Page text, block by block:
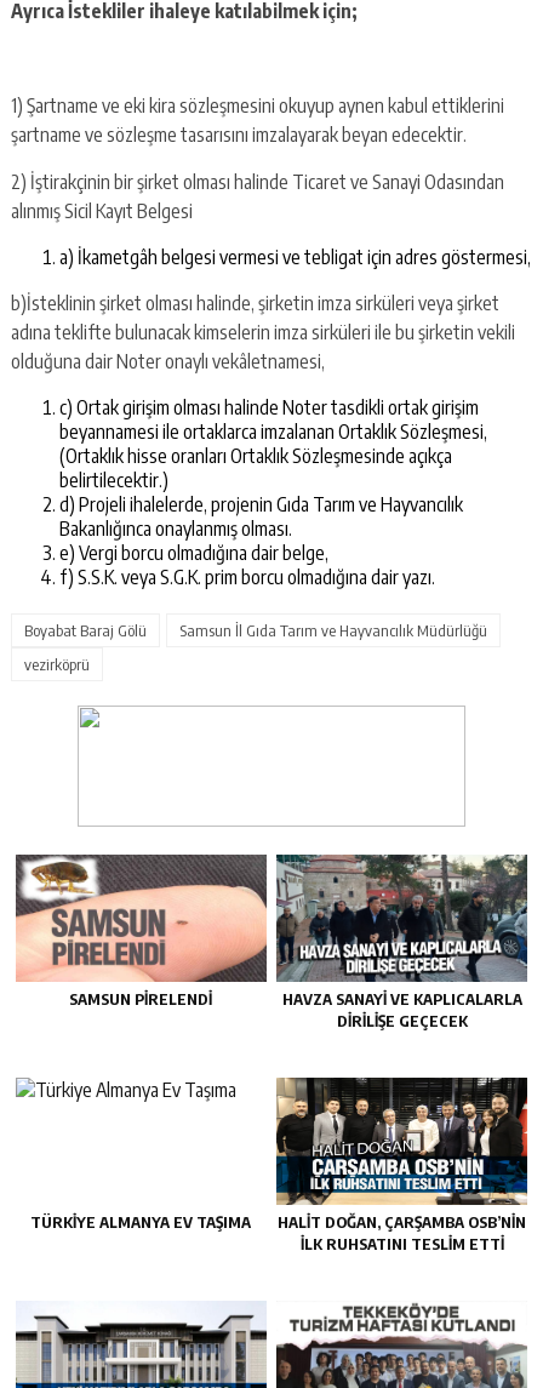
Ayrıca İstekliler ihaleye katılabilmek için;
1) Şartname ve eki kira sözleşmesini okuyup aynen kabul ettiklerini
şartname ve sözleşme tasarısını imzalayarak beyan edecektir.
2) İştirakçinin bir şirket olması halinde Ticaret ve Sanayi Odasından
alınmış Sicil Kayıt Belgesi
a) İkametgâh belgesi vermesi ve tebligat için adres göstermesi,
b)İsteklinin şirket olması halinde, şirketin imza sirküleri veya şirket
adına teklifte bulunacak kimselerin imza sirküleri ile bu şirketin vekili
olduğuna dair Noter onaylı vekâletnamesi,
c) Ortak girişim olması halinde Noter tasdikli ortak girişim
beyannamesi ile ortaklarca imzalanan Ortaklık Sözleşmesi,
(Ortaklık hisse oranları Ortaklık Sözleşmesinde açıkça
belirtilecektir.)
d) Projeli ihalelerde, projenin Gıda Tarım ve Hayvancılık
Bakanlığınca onaylanmış olması.
e) Vergi borcu olmadığına dair belge,
f) S.S.K. veya S.G.K. prim borcu olmadığına dair yazı.
Boyabat Baraj Gölü
Samsun İl Gıda Tarım ve Hayvancılık Müdürlüğü
vezirköprü
SAMSUN PIRELENDI
HAVZA SANAYI VE KAPLICALARLA
DIRILIŞE GEÇECEK
TÜRKIYE ALMANYA EV TAŞIMA
HALIT DOĞAN, ÇARŞAMBA OSB’NIN
İLK RUHSATINI TESLIM ETTI